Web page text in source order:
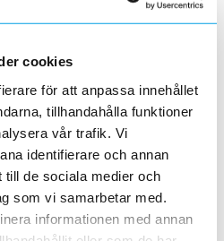
cookies
för att anpassa innehållet
tillhandahålla funktioner
vår trafik. Vi
identifierare och annan
till de sociala medier och
som vi samarbetar med.
informationen med annan
för installatörer
högsta betyg inom
Ecovadis har tilldelat